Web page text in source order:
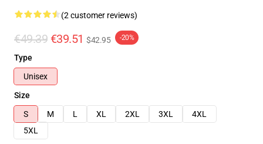
(2 customer reviews)
€49.39 €39.51 $42.95 -20%
Type
Unisex
Size
S
M L XL 2XL 3XL
4XL
5XL